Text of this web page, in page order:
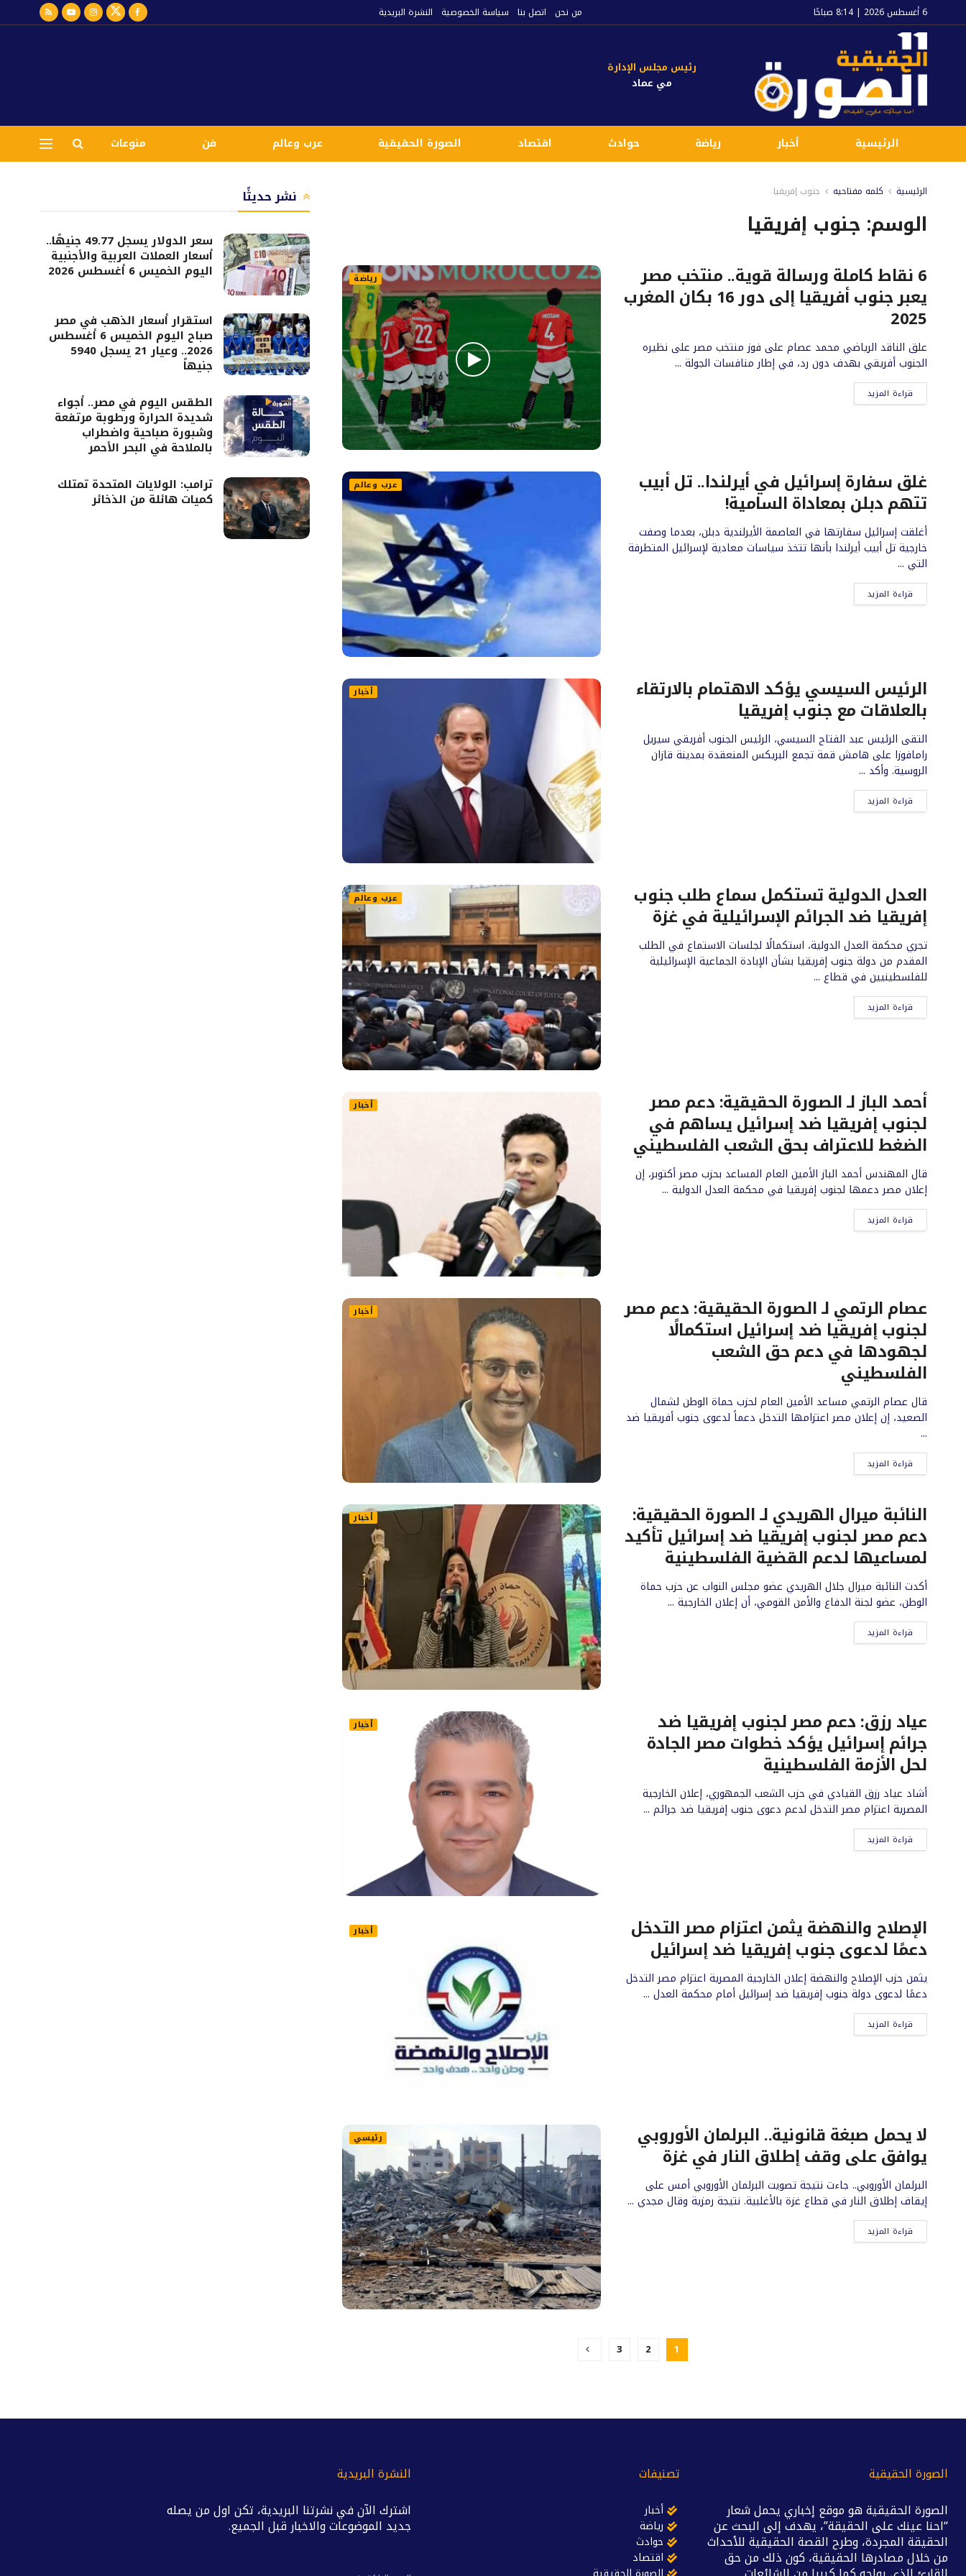
6 أغسطس 2026 | 8:14 صباحًا من نحن اتصل بنا سياسة الخصوصية النشرة البريدية
رئيس مجلس الإدارة
مي عماد
الرئيسية أخبار رياضة حوادث اقتصاد الصورة الحقيقية عرب وعالم فن منوعات
الرئيسية كلمه مفتاحيه جنوب إفريقيا
الوسم: جنوب إفريقيا
رياضة 6 نقاط كاملة ورسالة قوية.. منتخب مصر
يعبر جنوب أفريقيا إلى دور 16 بكان المغرب
2025
علق الناقد الرياضي محمد عصام على فوز منتخب مصر على نظيره
الجنوب أفريقي بهدف دون رد، في إطار منافسات الجولة ...
قراءة المزيد
عرب وعالم غلق سفارة إسرائيل في أيرلندا.. تل أبيب
تتهم دبلن بمعاداة السامية!
أغلقت إسرائيل سفارتها في العاصمة الأيرلندية دبلن، بعدما وصفت
خارجية تل أبيب أيرلندا بأنها تتخذ سياسات معادية لإسرائيل المتطرفة
التي ...
قراءة المزيد
أخبار الرئيس السيسي يؤكد الاهتمام بالارتقاء
بالعلاقات مع جنوب إفريقيا
التقى الرئيس عبد الفتاح السيسي، الرئيس الجنوب أفريقي سيريل
رامافوزا على هامش قمة تجمع البريكس المنعقدة بمدينة قازان
الروسية. وأكد ...
قراءة المزيد
عرب وعالم العدل الدولية تستكمل سماع طلب جنوب
إفريقيا ضد الجرائم الإسرائيلية في غزة
تجري محكمة العدل الدولية، استكمالًا لجلسات الاستماع في الطلب
المقدم من دولة جنوب إفريقيا بشأن الإبادة الجماعية الإسرائيلية
للفلسطينيين في قطاع ...
قراءة المزيد
أخبار أحمد الباز لـ الصورة الحقيقية: دعم مصر
لجنوب إفريقيا ضد إسرائيل يساهم في
الضغط للاعتراف بحق الشعب الفلسطيني
قال المهندس أحمد الباز الأمين العام المساعد بحزب مصر أكتوبر، إن
إعلان مصر دعمها لجنوب إفريقيا في محكمة العدل الدولية ...
قراءة المزيد
أخبار عصام الرتمي لـ الصورة الحقيقية: دعم مصر
لجنوب إفريقيا ضد إسرائيل استكمالًا
لجهودها في دعم حق الشعب
الفلسطيني
قال عصام الرتمي مساعد الأمين العام لحزب حماة الوطن لشمال
الصعيد، إن إعلان مصر اعتزامها التدخل دعماً لدعوى جنوب أفريقيا ضد
...
قراءة المزيد
أخبار النائبة ميرال الهريدي لـ الصورة الحقيقية:
دعم مصر لجنوب إفريقيا ضد إسرائيل تأكيد
لمساعيها لدعم القضية الفلسطينية
أكدت النائبة ميرال جلال الهريدي عضو مجلس النواب عن حزب حماة
الوطن، عضو لجنة الدفاع والأمن القومي، أن إعلان الخارجية ...
قراءة المزيد
أخبار عياد رزق: دعم مصر لجنوب إفريقيا ضد
جرائم إسرائيل يؤكد خطوات مصر الجادة
لحل الأزمة الفلسطينية
أشاد عياد رزق القيادي في حزب الشعب الجمهوري، إعلان الخارجية
المصرية اعتزام مصر التدخل لدعم دعوى جنوب إفريقيا ضد جرائم ...
قراءة المزيد
أخبار الإصلاح والنهضة يثمن اعتزام مصر التدخل
دعمًا لدعوى جنوب إفريقيا ضد إسرائيل
يثمن حزب الإصلاح والنهضة إعلان الخارجية المصرية اعتزام مصر التدخل
دعمًا لدعوى دولة جنوب إفريقيا ضد إسرائيل أمام محكمة العدل ...
قراءة المزيد
رئيسي لا يحمل صبغة قانونية.. البرلمان الأوروبي
يوافق على وقف إطلاق النار في غزة
البرلمان الأوروبي.. جاءت نتيجة تصويت البرلمان الأوروبي أمس على
إيقاف إطلاق النار في قطاع غزة بالأغلبية. نتيجة رمزية وقال مجدي ...
قراءة المزيد
1
2
3
نشر حديثًا
سعر الدولار يسجل 49.77 جنيهًا..
أسعار العملات العربية والأجنبية
اليوم الخميس 6 أغسطس 2026
استقرار أسعار الذهب في مصر
صباح اليوم الخميس 6 أغسطس
2026.. وعيار 21 يسجل 5940
جنيهاً
الطقس اليوم في مصر.. أجواء
شديدة الحرارة ورطوبة مرتفعة
وشبورة صباحية واضطراب
بالملاحة في البحر الأحمر
ترامب: الولايات المتحدة تمتلك
كميات هائلة من الذخائر
الصورة الحقيقية
الصورة الحقيقية هو موقع إخباري يحمل شعار
“احنا عينك على الحقيقة”، يهدف إلى البحث عن
الحقيقة المجردة، وطرح القصة الحقيقية للأحداث
من خلال مصادرها الحقيقية، كون ذلك من حق
تصنيفات
أخبار
رياضة
حوادث
اقتصاد
النشرة البريدية
اشترك الآن في نشرتنا البريدية، تكن اول من يصله
جديد الموضوعات والاخبار قبل الجميع.